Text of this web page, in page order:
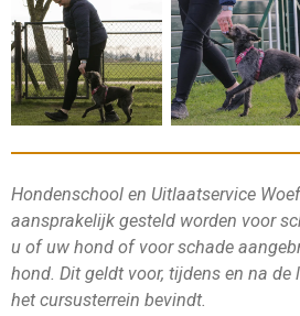
Hondenschool en Uitlaatservice
aansprakelijk gesteld worden voor
u of uw hond of voor schade
hond. Dit geldt voor, tijdens en na de
het cursusterrein bevindt.